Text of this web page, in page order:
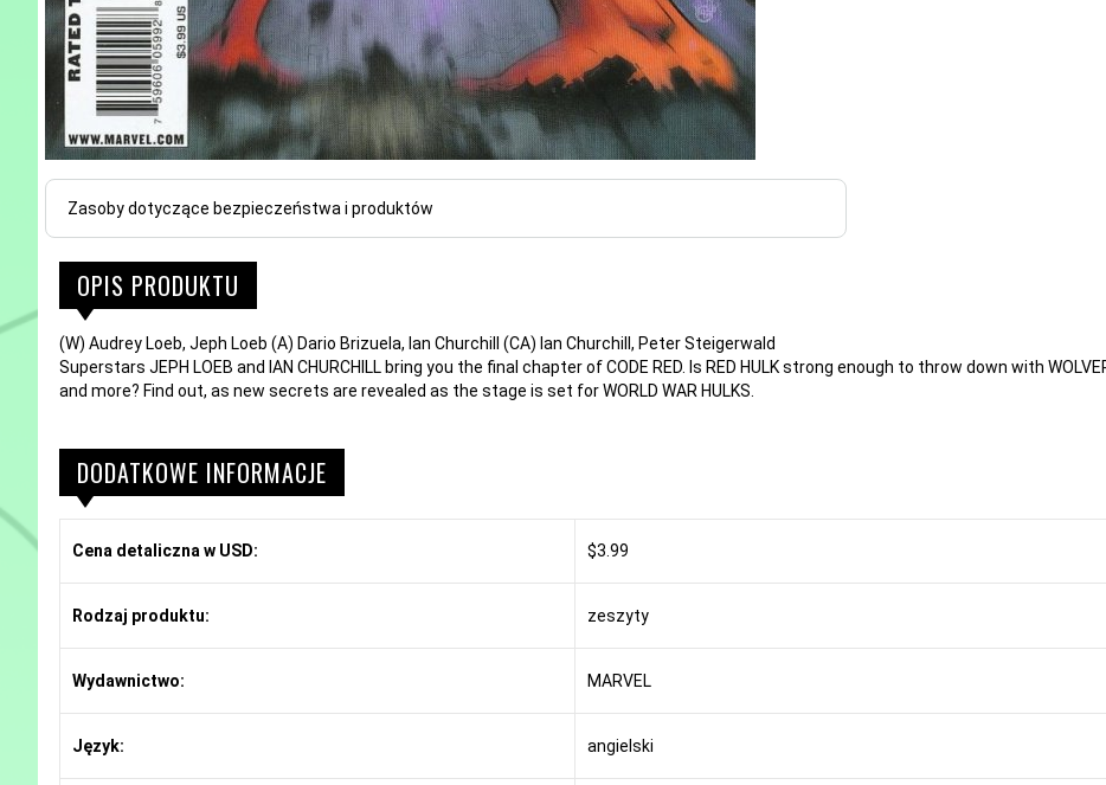
Zasoby dotyczące bezpieczeństwa i produktów
OPIS PRODUKTU
(W) Audrey Loeb, Jeph Loeb (A) Dario Brizuela, Ian Churchill (CA) Ian Churchill, Peter Steigerwald
Superstars JEPH LOEB and IAN CHURCHILL bring you the final chapter of CODE RED. Is RED HULK strong enough to throw down with
and more? Find out, as new secrets are revealed as the stage is set for WORLD WAR HULKS.
DODATKOWE INFORMACJE
Cena detaliczna w USD: $3.99
Rodzaj produktu: zeszyty
Wydawnictwo: MARVEL
Język: angielski